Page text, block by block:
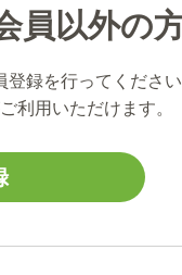
員以外の
登録を行ってくださ
利用いただけます。